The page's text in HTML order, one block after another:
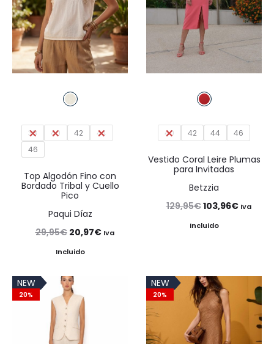
38 40 42
44
46
Top Algodón Fino con
Bordado Tribal y Cuello
Pico
Paqui Díaz
29,95€ El
precio
era:
29,95€.
20,97€ElIva
Incluido
40 42 44 46
Vestido Coral Leire Plumas
para Invitadas
Betzzia
129,95€El
precio
129,95€.
103,96€ElIva
Incluido
NEW
20%
NEW
20%